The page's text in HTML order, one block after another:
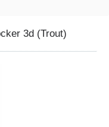
3d (Trout)